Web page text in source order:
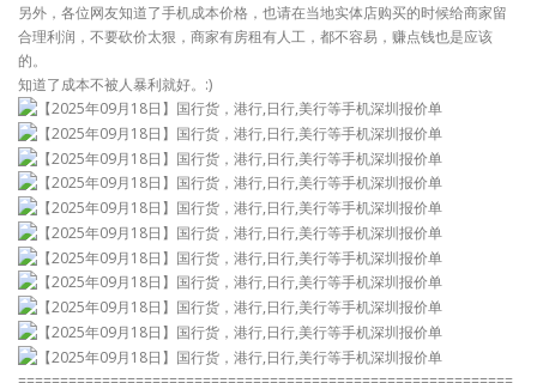
另外，各位网友知道了手机成本价格，也请在当地实体店购买的时候给商家留
合理利润，不要砍价太狠，商家有房租有人工，都不容易，赚点钱也是应该
的。
知道了成本不被人暴利就好。:)